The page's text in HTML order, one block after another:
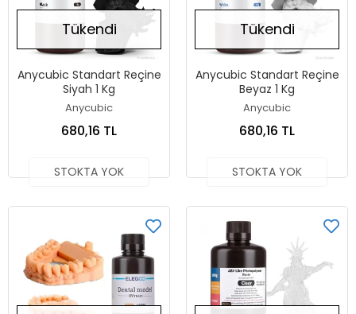
Tükendi
Anycubic Standart Reçine
Siyah 1 Kg
Anycubic
680,16 TL
STOKTA YOK
Tükendi
Anycubic Standart Reçine
Beyaz 1 Kg
Anycubic
680,16 TL
STOKTA YOK